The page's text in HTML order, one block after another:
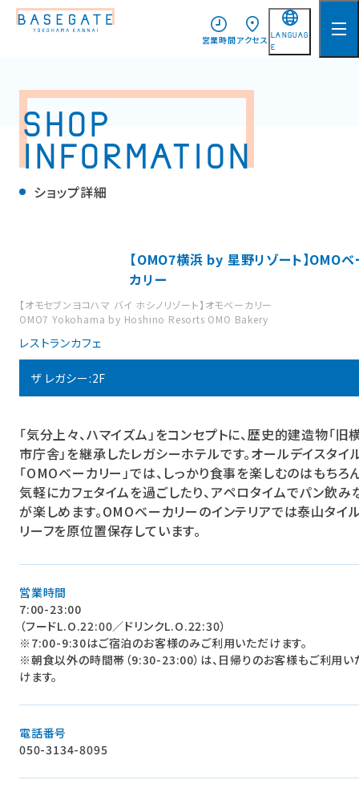
営業時間アクセス LANGUAG
E
SHOP
INFORMATION
ショップ詳細
【OMO7横浜 by 星野リゾート】OMOベ
カリー
【オモセブンヨコハマ バイ ホシノリゾート】オモベーカリー
OMO7 Yokohama by Hoshino Resorts OMO Bakery
レストランカフェ
ザ レガシー:2F
「気分上々、ハマイズム」をコンセプトに、歴史的建造物「旧
市庁舎」を継承したレガシーホテルです。オールデイスタイ
「OMOベーカリー」では、しっかり食事を楽しむのはもちろ
気軽にカフェタイムを過ごしたり、アペロタイムでパン飲み
が楽しめます。OMOベーカリーのインテリアでは泰山タイ
リーフを原位置保存しています。
営業時間
7:00-23:00
（フードL.O.22:00／ドリンクL.O.22:30）
※7:00-9:30はご宿泊のお客様のみご利用いただけます。
※朝食以外の時間帯（9:30-23:00）は、日帰りのお客様もご利用い
けます。
電話番号
050-3134-8095